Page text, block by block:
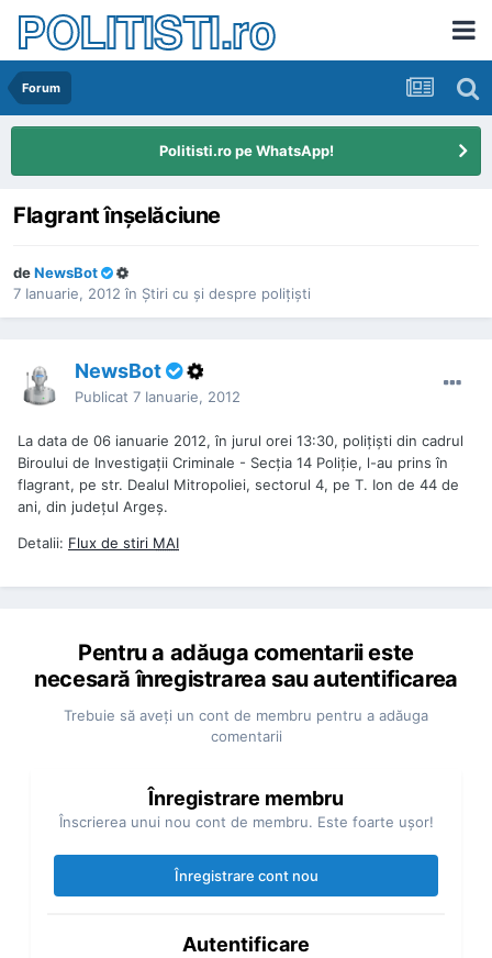
POLITISTI.ro
Forum
Politisti.ro pe WhatsApp!
Flagrant înşelăciune
deNewsBot
7 Ianuarie, 2012 în Ştiri cu şi despre poliţişti
NewsBot
Publicat 7 Ianuarie, 2012
La data de 06 ianuarie 2012, în jurul orei 13:30, poliţişti din cadrul
Biroului de Investigaţii Criminale - Secţia 14 Poliţie, l-au prins în
flagrant, pe str. Dealul Mitropoliei, sectorul 4, pe T. Ion de 44 de
ani, din judeţul Argeş.
Detalii: Flux de stiri MAI
Pentru a adăuga comentarii este
necesară înregistrarea sau autentificarea
Trebuie să aveţi un cont de membru pentru a adăuga
comentarii
Înregistrare membru
Înscrierea unui nou cont de membru. Este foarte uşor!
Înregistrare cont nou
Autentificare